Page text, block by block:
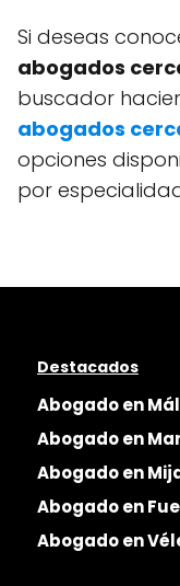
Si deseas
abogados
buscador
abogados
opciones
por
Destacados
Abogado en
Abogado en
Abogado en
Abogado en
Abogado en